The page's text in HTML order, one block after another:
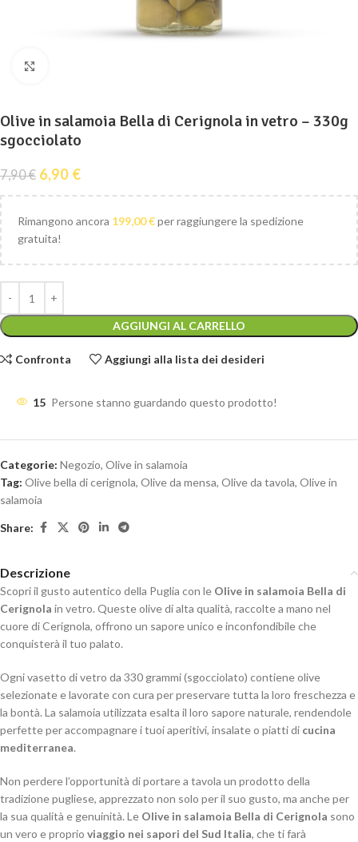
Olive in salamoia Bella di Cerignola in vetro – 330g
sgocciolato
7,90€ 6,90 €
Rimangono ancora 199,00€per raggiungere la spedizione
gratuita!
AGGIUNGI AL CARRELLO
Confronta Aggiungi alla lista dei desideri
15 Persone stanno guardando questo prodotto!
Categorie: Negozio, Olive in salamoia
Tag: Olive bella di cerignola, Olive da mensa, Olive da tavola, Olive in
salamoia
Share:
Descrizione
Scopri il gusto autentico della Puglia con le Olive in salamoia Bella di
Cerignola in vetro. Queste olive di alta qualità, raccolte a mano nel
cuore di Cerignola, offrono un sapore unico e inconfondibile che
conquisterà il tuo palato.
Ogni vasetto di vetro da 330 grammi (sgocciolato) contiene olive
selezionate e lavorate con cura per preservare tutta la loro freschezza e
la bontà. La salamoia utilizzata esalta il loro sapore naturale, rendendole
perfette per accompagnare i tuoi aperitivi, insalate o piatti di cucina
mediterranea.
Non perdere l’opportunità di portare a tavola un prodotto della
tradizione pugliese, apprezzato non solo per il suo gusto, ma anche per
la sua qualità e genuinità. Le Olive in salamoia Bella di Cerignola sono
un vero e proprio viaggio nei sapori del Sud Italia, che ti farà